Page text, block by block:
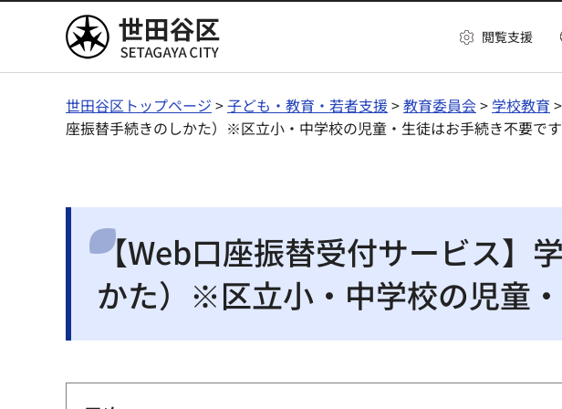
世田谷区 閲覧支援
世田谷区トップページ >子ども・教育・若者支援>教育委員会> 学校教育 >
座振替手続きのしかた）※区立小・中学校の児童・生徒はお手続き不要です
【Web口座振替受付サービス】
かた）※区立小・中学校の児童